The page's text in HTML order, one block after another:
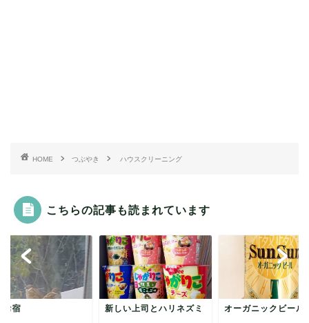
HOME つぶやき ハウスクリーニング
こちらの記事も読まれています
お宿 新しい上司とハリネズミ オーガニックビール